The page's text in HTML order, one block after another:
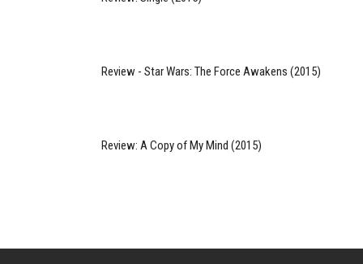
Review - Star Wars: The Force Awakens (2015)
Review: A Copy of My Mind (2015)